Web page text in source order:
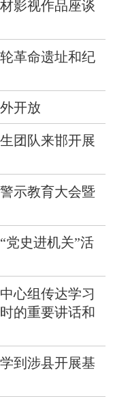
影视作品座谈
革命遗址和纪
开放
团队来邯开展
示教育大会暨
党史进机关”活
心组传达学习
的重要讲话和
到涉县开展基